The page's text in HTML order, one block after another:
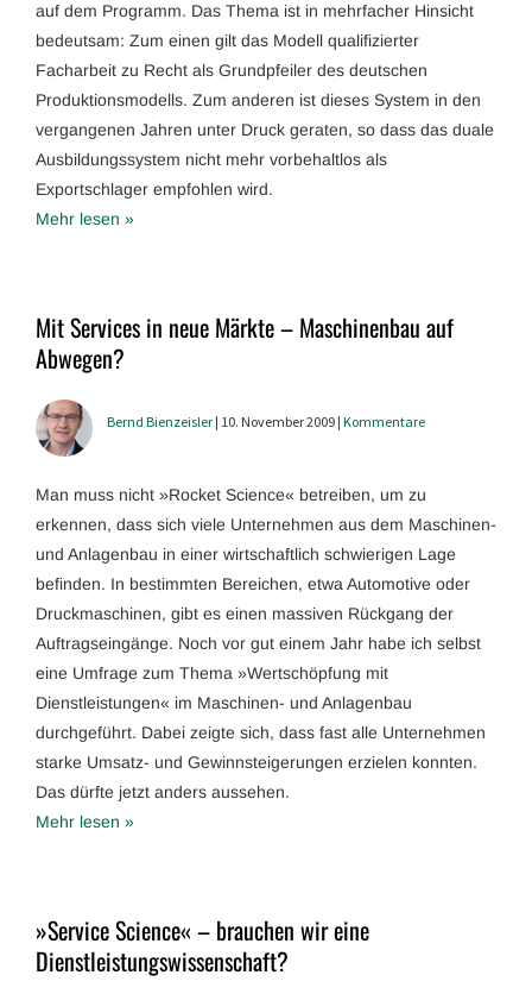
auf dem Programm. Das Thema ist in mehrfacher Hinsicht
bedeutsam: Zum einen gilt das Modell qualifizierter
Facharbeit zu Recht als Grundpfeiler des deutschen
Produktionsmodells. Zum anderen ist dieses System in den
vergangenen Jahren unter Druck geraten, so dass das duale
Ausbildungssystem nicht mehr vorbehaltlos als
Exportschlager empfohlen wird.
Mehr lesen »
Mit Services in neue Märkte – Maschinenbau auf
Abwegen?
Bernd Bienzeisler | 10. November 2009 | Kommentare
Man muss nicht »Rocket Science« betreiben, um zu
erkennen, dass sich viele Unternehmen aus dem Maschinen-
und Anlagenbau in einer wirtschaftlich schwierigen Lage
befinden. In bestimmten Bereichen, etwa Automotive oder
Druckmaschinen, gibt es einen massiven Rückgang der
Auftragseingänge. Noch vor gut einem Jahr habe ich selbst
eine Umfrage zum Thema »Wertschöpfung mit
Dienstleistungen« im Maschinen- und Anlagenbau
durchgeführt. Dabei zeigte sich, dass fast alle Unternehmen
starke Umsatz- und Gewinnsteigerungen erzielen konnten.
Das dürfte jetzt anders aussehen.
Mehr lesen »
»Service Science« – brauchen wir eine
Dienstleistungswissenschaft?